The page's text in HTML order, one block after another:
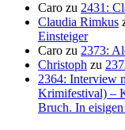
Caro zu 2431:
Claudia Rimkus
Einsteiger
Caro zu 2373:
Christoph zu
2364: Interview
Krimifestival) –
Bruch. In